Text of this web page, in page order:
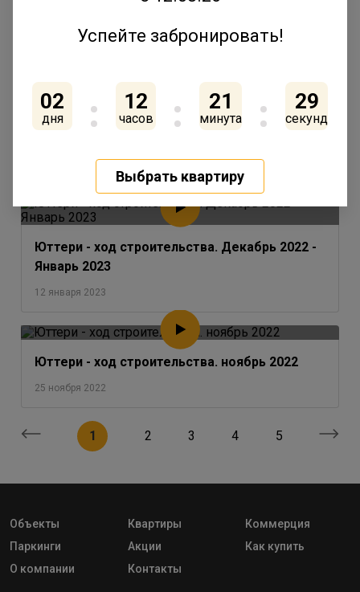
ГК «Ленстройтрест» утвердила концепцию
благоустройства внутренней территории
одного из последних домов в квартале
17 февраля 2023
Юттери - ход строительства. Декабрь 2022 -
Январь 2023
12 января 2023
Юттери - ход строительства. ноябрь 2022
25 ноября 2022
1 2 3 4 5
Объекты Квартиры
Коммерция
Паркинги
Акции
Как купить
О компании
Контакты
Успейте забронировать!
02
дня
12
часов
21
минута
29
секунд
Выбрать квартиру